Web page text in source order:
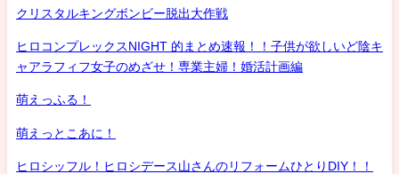
クリスタルキングボンビー脱出大作戦
ヒロコンプレックスNIGHT 的まとめ速報！！子供が欲しいど陰キ
ャアラフィフ女子のめざせ！専業主婦！婚活計画編
萌えっふる！
萌えっとこあに！
ヒロシッフル！ヒロシデース山さんのリフォームひとりDIY！！